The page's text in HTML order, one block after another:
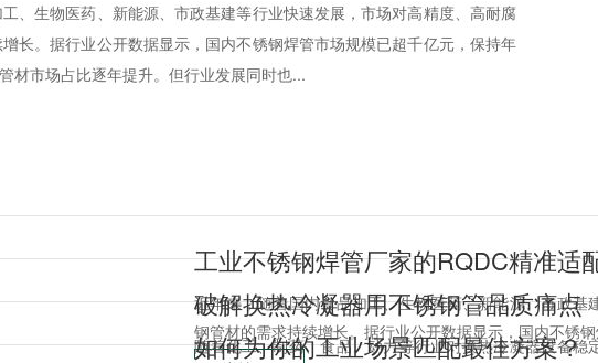
、生物医药、新能源、市政基建等行业快速发展，市场对高精度、高耐腐
长。据行业公开数据显示，国内不锈钢焊管市场规模已超千亿元，保持年
材市场占比逐年提升。但行业发展同时也...
工业不锈钢焊管厂家的RQDC精准适
近年来，随着国内食品加工、生物医药、新能源、市政
钢管材的需求持续增长。据行业公开数据显示，国内不锈
破解换热冷凝器用不锈钢管品质痛点
随着化工、制药、食品、动力等行业对换热冷凝器设备
如何为你的工业场景匹配最佳方案？